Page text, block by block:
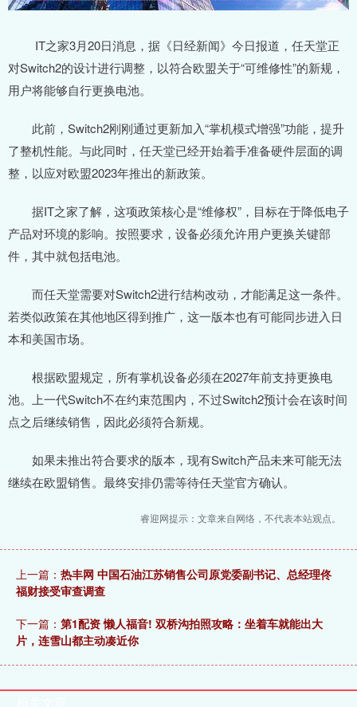
IT之家3月20日消息，据《日经新闻》今日报道，任天堂正
对Switch2的设计进行调整，以符合欧盟关于“可维修性”的新规，
用户将能够自行更换电池。
此前，Switch2刚刚通过更新加入“掌机模式增强”功能，提升
了整机性能。与此同时，任天堂已经开始着手准备硬件层面的调
整，以应对欧盟2023年推出的新政策。
据IT之家了解，这项政策核心是“维修权”，目标在于降低电子
产品对环境的影响。按照要求，设备必须允许用户更换关键部
件，其中就包括电池。
而任天堂需要对Switch2进行结构改动，才能满足这一条件。
若类似政策在其他地区得到推广，这一版本也有可能同步进入日
本和美国市场。
根据欧盟规定，所有掌机设备必须在2027年前支持更换电
池。上一代Switch不在约束范围内，不过Switch2预计会在该时间
点之后继续销售，因此必须符合新规。
如果未推出符合要求的版本，现有Switch产品未来可能无法
继续在欧盟销售。最终安排仍需等待任天堂官方确认。
睿迎网提示：文章来自网络，不代表本站观点。
上一篇： 热丰网 中国石油江苏销售公司原党委副书记、总经理佟
福财接受审查调查
下一篇： 第1配资 懒人福音! 双桥沟拍照攻略：坐着车就能出大
片，连雪山都主动凑近你